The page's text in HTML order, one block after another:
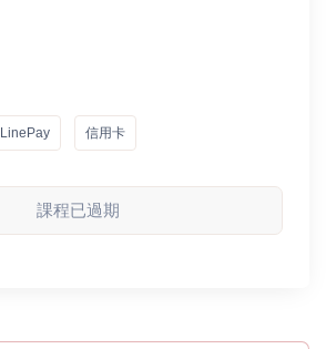
LinePay 信用卡
課程已過期